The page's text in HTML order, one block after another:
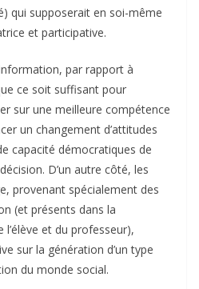
qui supposerait en soi-même
et participative.
par rapport à
ce soit suffisant pour
sur une meilleure compétence
un changement d’attitudes
capacité démocratiques de
D’un autre côté, les
provenant spécialement des
(et présents dans la
et du professeur),
sur la génération d’un type
du monde social.